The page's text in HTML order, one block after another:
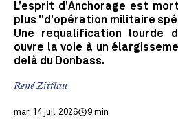
L’esprit d'Anchorage est
plus "d'opération militaire
Une requalification lourde
ouvre la voie à un
delà du Donbass.
René Zittlau
mar. 14 juil. 2026 9 min